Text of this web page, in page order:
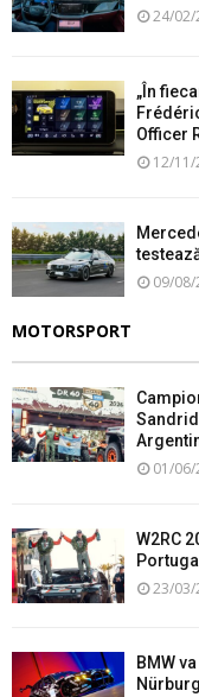
24/02/
„În
Officer
12/
09/
MOTORSPORT
01/
W2RC
23/03/
BMW